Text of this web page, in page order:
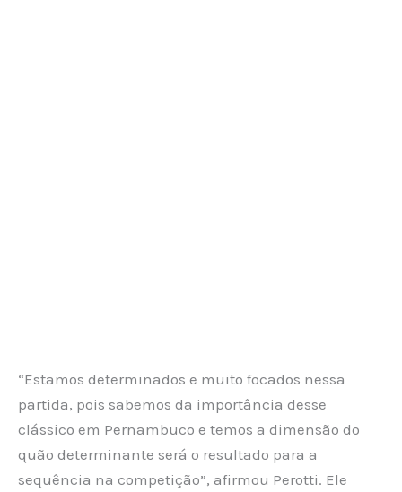
“Estamos determinados e muito focados nessa
partida, pois sabemos da importância desse
clássico em Pernambuco e temos a dimensão do
quão determinante será o resultado para a
sequência na competição”, afirmou Perotti. Ele